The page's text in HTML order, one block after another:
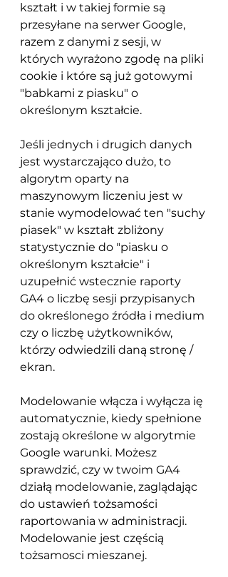
kształt i w takiej formie są
przesyłane na serwer Google,
razem z danymi z sesji, w
których wyrażono zgodę na pliki
cookie i które są już gotowymi
"babkami z piasku" o
określonym kształcie.
Jeśli jednych i drugich danych
jest wystarczająco dużo, to
algorytm oparty na
maszynowym liczeniu jest w
stanie wymodelować ten "suchy
piasek" w kształt zbliżony
statystycznie do "piasku o
określonym kształcie" i
uzupełnić wstecznie raporty
GA4 o liczbę sesji przypisanych
do określonego źródła i medium
czy o liczbę użytkowników,
którzy odwiedzili daną stronę /
ekran.
Modelowanie włącza i wyłącza ię
automatycznie, kiedy spełnione
zostają określone w algorytmie
Google warunki. Możesz
sprawdzić, czy w twoim GA4
działą modelowanie, zaglądając
do ustawień tożsamości
raportowania w administracji.
Modelowanie jest częścią
tożsamosci mieszanej.